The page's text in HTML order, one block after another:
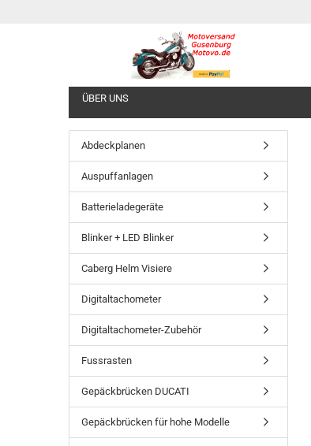
ÜBER UNS
Abdeckplanen
Auspuffanlagen
Batterieladegeräte
Blinker + LED Blinker
Caberg Helm Visiere
Digitaltachometer
Digitaltachometer-Zubehör
Fussrasten
Gepäckbrücken DUCATI
Gepäckbrücken für hohe Modelle